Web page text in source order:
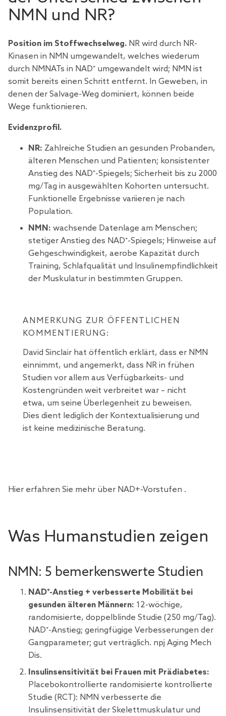
NMN und NR?
Position im Stoffwechselweg. NR wird durch NR-
Kinasen in NMN umgewandelt, welches wiederum
durch NMNATs in NAD⁺ umgewandelt wird; NMN ist
somit bereits einen Schritt entfernt. In Geweben, in
denen der Salvage-Weg dominiert, können beide
Wege funktionieren.
Evidenzprofil.
NR: Zahlreiche Studien an gesunden Probanden,
älteren Menschen und Patienten; konsistenter
Anstieg des NAD⁺-Spiegels; Sicherheit bis zu 2000
mg/Tag in ausgewählten Kohorten untersucht.
Funktionelle Ergebnisse variieren je nach
Population.
NMN: wachsende Datenlage am Menschen;
stetiger Anstieg des NAD⁺-Spiegels; Hinweise auf
Gehgeschwindigkeit, aerobe Kapazität durch
Training, Schlafqualität und Insulinempfindlichkeit
der Muskulatur in bestimmten Gruppen.
ANMERKUNG ZUR ÖFFENTLICHEN
KOMMENTIERUNG:
David Sinclair hat öffentlich erklärt, dass er NMN
einnimmt, und angemerkt, dass NR in frühen
Studien vor allem aus Verfügbarkeits- und
Kostengründen weit verbreitet war – nicht
etwa, um seine Überlegenheit zu beweisen.
Dies dient lediglich der Kontextualisierung und
ist keine medizinische Beratung.
Hier erfahren Sie mehr über NAD+-Vorstufen .
Was Humanstudien zeigen
NMN: 5 bemerkenswerte Studien
NAD⁺-Anstieg + verbesserte Mobilität bei
gesunden älteren Männern: 12-wöchige,
randomisierte, doppelblinde Studie (250 mg/Tag).
NAD⁺-Anstieg; geringfügige Verbesserungen der
Gangparameter; gut verträglich. npj Aging Mech
Dis.
Insulinsensitivität bei Frauen mit Prädiabetes:
Placebokontrollierte randomisierte kontrollierte
Studie (RCT): NMN verbesserte die
Insulinsensitivität der Skelettmuskulatur und